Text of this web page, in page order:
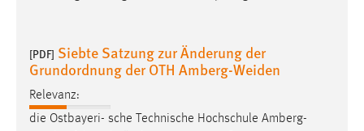
[PDF] Siebte Satzung zur Änderung der
Grundordnung der OTH Amberg-Weiden
Relevanz:
die Ostbayeri- sche Technische Hochschule Amberg-